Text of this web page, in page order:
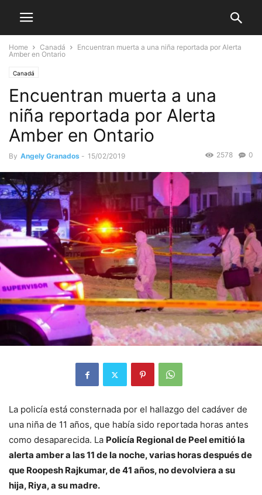
Home Canadá
Encuentran muerta a una niña reportada por Alerta
Amber en Ontario
Canadá
Encuentran muerta a una
niña reportada por Alerta
Amber en Ontario
By Angely Granados - 15/02/2019 0
2578
La policía está consternada por el hallazgo del cadáver de
una niña de 11 años, que había sido reportada horas antes
como desaparecida. La Policía Regional de Peel emitió la
alerta amber a las 11 de la noche, varias horas después de
que Roopesh Rajkumar, de 41 años, no devolviera a su
hija, Riya, a su madre.